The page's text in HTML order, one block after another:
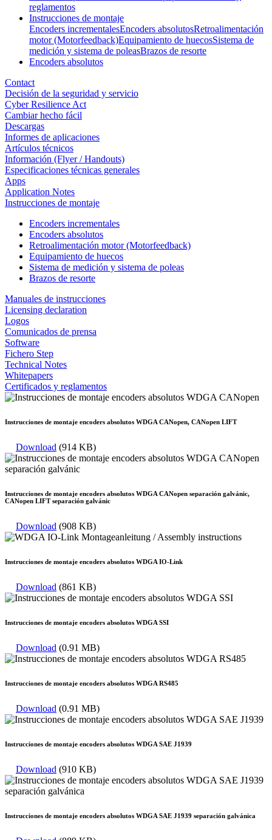
reglamentos
Instrucciones de montaje
Encoders incrementalesEncoders absolutosRetroalimentación
motor (Motorfeedback)Equipamiento de huecosSistema de
medición y sistema de poleasBrazos de resorte
Encoders absolutos
Contact
Decisión de la seguridad y servicio
Cyber Resilience Act
Cambiar hecho fácil
Descargas
Informes de aplicaciones
Artículos técnicos
Información (Flyer / Handouts)
Especificaciones técnicas generales
Apps
Application Notes
Instrucciones de montaje
Encoders incrementales
Encoders absolutos
Retroalimentación motor (Motorfeedback)
Equipamiento de huecos
Sistema de medición y sistema de poleas
Brazos de resorte
Manuales de instrucciones
Licensing declaration
Logos
Comunicados de prensa
Software
Fichero Step
Technical Notes
Whitepapers
Certificados y reglamentos
Instrucciones de montaje encoders absolutos WDGA CANopen, CANopen LIFT
Download (914 KB)
Instrucciones de montaje encoders absolutos WDGA CANopen separación galvánic,
CANopen LIFT separación galvánic
Download (908 KB)
Instrucciones de montaje encoders absolutos WDGA IO-Link
Download (861 KB)
Instrucciones de montaje encoders absolutos WDGA SSI
Download (0.91 MB)
Instrucciones de montaje encoders absolutos WDGA RS485
Download (0.91 MB)
Instrucciones de montaje encoders absolutos WDGA SAE J1939
Download (910 KB)
Instrucciones de montaje encoders absolutos WDGA SAE J1939 separación galvánica